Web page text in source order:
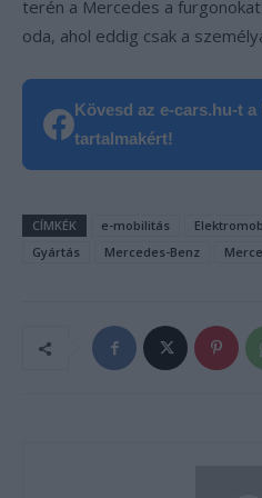
terén a Mercedes a
oda, ahol eddig csak a
Kövesd az e-cars.hu-t
tartalmakért!
CÍMKÉK e-mobilitás
Gyártás
Mercedes-Benz